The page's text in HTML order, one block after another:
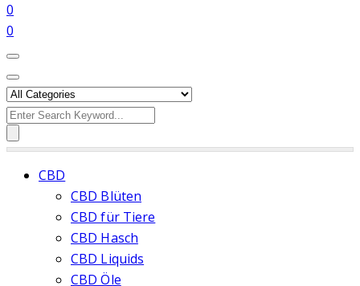
0
0
Search
CBD
CBD Blüten
CBD für Tiere
CBD Hasch
CBD Liquids
CBD Öle